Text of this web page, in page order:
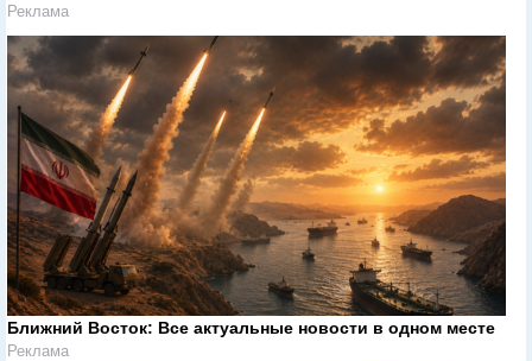
Реклама
Ближний Восток: Все актуальные новости в одном месте
Реклама